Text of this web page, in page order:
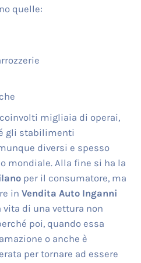
quelle:
migliaia di operai,
gli stabilimenti
diversi e spesso
mondiale. Alla fine si ha la
per il consumatore, ma
in Vendita Auto Inganni
vita di una vettura non
poi, quando essa
o anche è
per tornare ad essere